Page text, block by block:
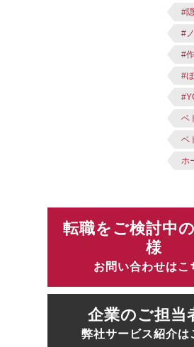
#
#
#
#
ベ
ベ
ホ
転職をご検討中
様
お問い合わせはこ
企業のご担当
弊社サービス紹介は